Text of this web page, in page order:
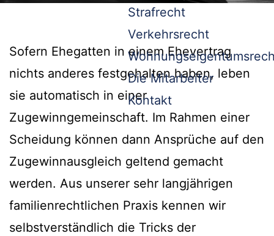
Strafrecht
Verkehrsrecht
Die Mitarbeiter
Kontakt
Sofern Ehegatten in einem Ehevertrag
nichts anderes festgehalten haben, leben
sie automatisch in einer
Zugewinngemeinschaft. Im Rahmen einer
Scheidung können dann Ansprüche auf den
Zugewinnausgleich geltend gemacht
werden. Aus unserer sehr langjährigen
familienrechtlichen Praxis kennen wir
selbstverständlich die Tricks der